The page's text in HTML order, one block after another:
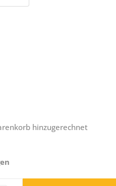
hinzugerechnet